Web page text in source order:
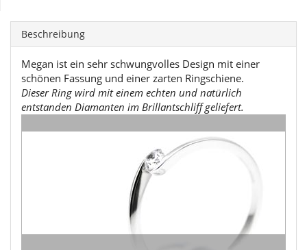
Beschreibung
Megan ist ein sehr schwungvolles Design mit einer
schönen Fassung und einer zarten Ringschiene.
Dieser Ring wird mit einem echten und natürlich
entstanden Diamanten im Brillantschliff geliefert.